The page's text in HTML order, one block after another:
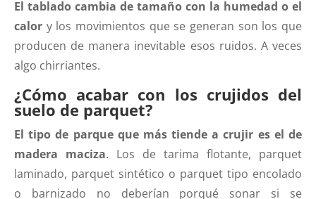
El tablado cambia de tamaño con la humedad o el
calor y los movimientos que se generan son los que
producen de manera inevitable esos ruidos. A veces
algo chirriantes.
¿Cómo acabar con los crujidos del
suelo de parquet?
El tipo de parque que más tiende a crujir es el de
madera maciza. Los de tarima flotante, parquet
laminado, parquet sintético o parquet tipo encolado
o barnizado no deberían porqué sonar si se